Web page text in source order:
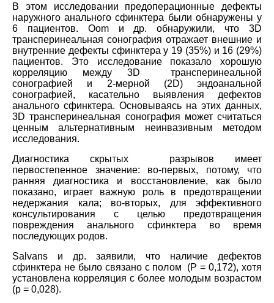
В этом исследовании предоперационные дефекты
наружного анального сфинктера были обнаружены у
6 пациентов. Oom и др. обнаружили, что 3D
трансперинеальная сонография отражает внешние и
внутренние дефекты сфинктера у 19 (35%) и 16 (29%)
пациентов. Это исследование показало хорошую
корреляцию между 3D трансперинеальной
сонографией и 2-мерной (2D) эндоанальной
сонографией, касательно выявления дефектов
анального сфинктера. Основываясь на этих данных,
3D трансперинеальная сонография может считаться
ценным альтернативным неинвазивным методом
исследования.
Диагностика скрытых разрывов имеет
первостепенное значение: во-первых, потому, что
ранняя диагностика и восстановление, как было
показано, играет важную роль в предотвращении
недержания кала; во-вторых, для эффективного
консультирования с целью предотвращения
повреждения анального сфинктера во время
последующих родов.
Salvans и др. заявили, что наличие дефектов
сфинктера не было связано с полом (P = 0,172), хотя
установлена корреляция с более молодым возрастом
(р = 0,028).